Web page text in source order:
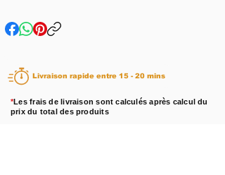
Livraison rapide entre 15 - 20 mins
*Les frais de livraison sont calculés après calcul du
prix du total des produits